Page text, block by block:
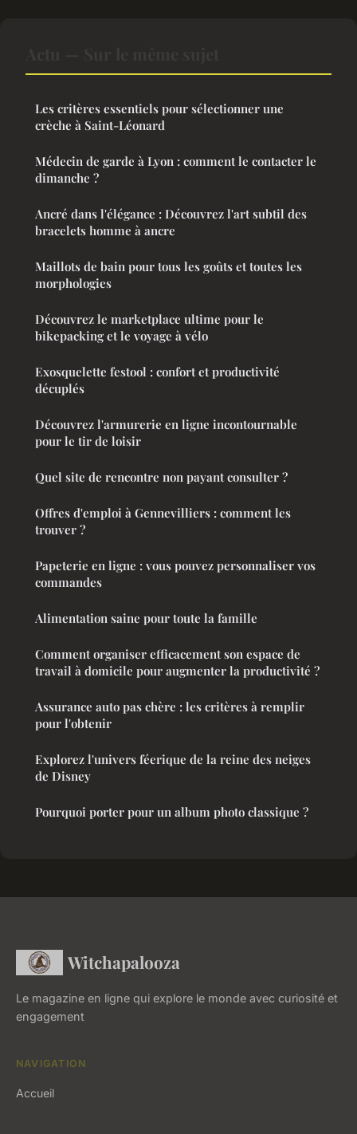
Les critères essentiels pour sélectionner une
crèche à Saint-Léonard
Médecin de garde à Lyon : comment le contacter le
dimanche ?
Ancré dans l'élégance : Découvrez l'art subtil des
bracelets homme à ancre
Maillots de bain pour tous les goûts et toutes les
morphologies
Découvrez le marketplace ultime pour le
bikepacking et le voyage à vélo
Exosquelette festool : confort et productivité
décuplés
Découvrez l'armurerie en ligne incontournable
pour le tir de loisir
Quel site de rencontre non payant consulter ?
Offres d'emploi à Gennevilliers : comment les
trouver ?
Papeterie en ligne : vous pouvez personnaliser vos
commandes
Alimentation saine pour toute la famille
Comment organiser efficacement son espace de
travail à domicile pour augmenter la productivité ?
Assurance auto pas chère : les critères à remplir
pour l'obtenir
Explorez l'univers féerique de la reine des neiges
de Disney
Pourquoi porter pour un album photo classique ?
Witchapalooza
Le magazine en ligne qui explore le monde avec curiosité et
engagement
NAVIGATION
Accueil